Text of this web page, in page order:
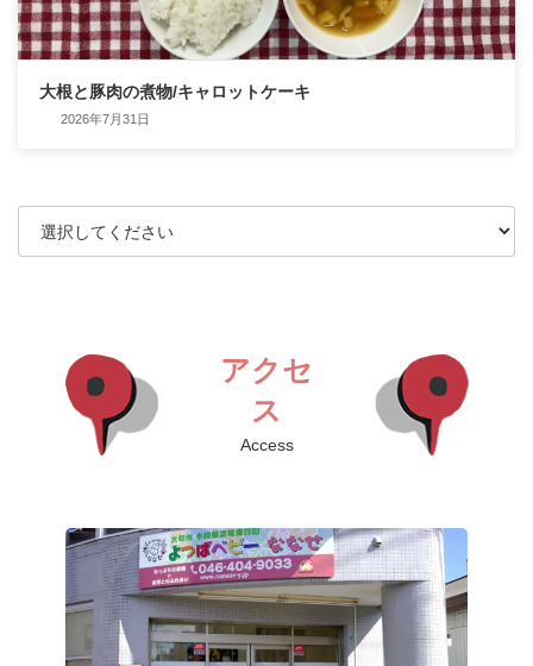
大根と豚肉の煮物/キャロットケーキ
2026年7月31日
アクセ
ス
Access